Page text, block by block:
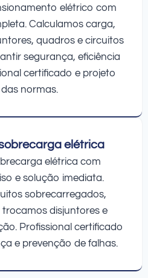
elétrico com
Calculamos carga,
quadros e circuitos
segurança, eficiência
certificado e projeto
normas.
elétrica
elétrica com
e solução imediata.
sobrecarregados,
disjuntores e
Profissional certificado
e prevenção de falhas.